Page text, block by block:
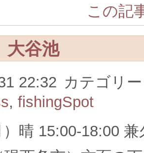
この記
大谷池
22:32 カテゴリ
, fishingSpot
晴 15:00-18:00